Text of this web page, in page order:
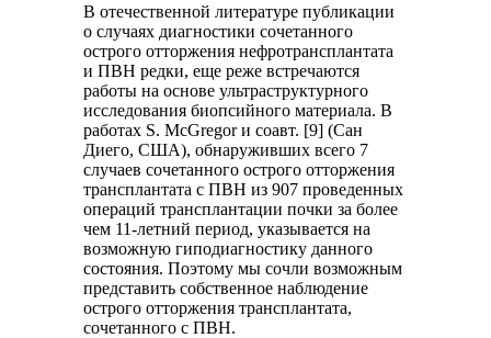
В отечественной литературе публикации
о случаях диагностики сочетанного
острого отторжения нефротрансплантата
и ПВН редки, еще реже встречаются
работы на основе ультраструктурного
исследования биопсийного материала. В
работах S. McGregor и соавт. [9] (Сан
Диего, США), обнаруживших всего 7
случаев сочетанного острого отторжения
трансплантата с ПВН из 907 проведенных
операций трансплантации почки за более
чем 11-летний период, указывается на
возможную гиподиагностику данного
состояния. Поэтому мы сочли возможным
представить собственное наблюдение
острого отторжения трансплантата,
сочетанного с ПВН.